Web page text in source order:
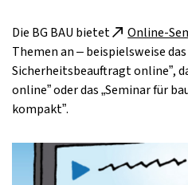
Die BG BAU bietet Online-
Themen an – beispielsweise
Sicherheitsbeauftragt online”,
online” oder das „Seminar für
kompakt”.